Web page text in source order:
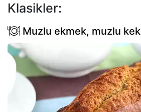
Klasikler:
Muzlu ekmek, muzlu kek